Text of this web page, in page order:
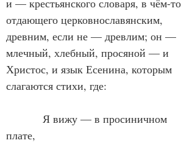
и — крестьянского словаря, в чём-то
отдающего церковнославянским,
древним, если не — древлим; он —
млечный, хлебный, просяной — и
Христос, и язык Есенина, которым
слагаются стихи, где:
плате,